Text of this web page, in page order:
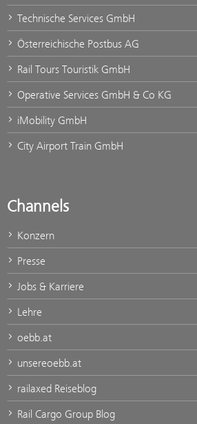
Technische Services GmbH
Österreichische Postbus AG
Rail Tours Touristik GmbH
Operative Services GmbH & Co KG
iMobility GmbH
City Airport Train GmbH
Channels
Konzern
Presse
Jobs & Karriere
Lehre
oebb.at
unsereoebb.at
railaxed Reiseblog
Rail Cargo Group Blog